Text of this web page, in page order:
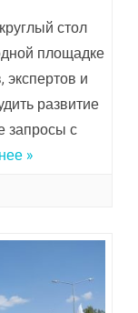
стол
площадке
экспертов и
развитие
запросы с
»